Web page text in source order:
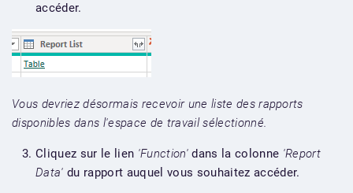
accéder.
Vous devriez désormais recevoir une liste des rapports
disponibles dans l'espace de travail sélectionné.
Cliquez sur le lien 'Function'dans la colonne 'Report
Data' du rapport auquel vous souhaitez accéder.